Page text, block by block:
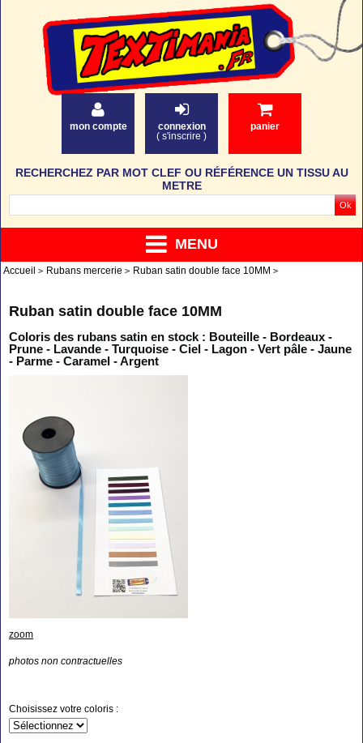
mon compte
connexion
( s'inscrire )
panier
MENU
RECHERCHEZ PAR MOT CLEF OU RÉFÉRENCE UN TISSU AU
METRE
Accueil Rubans mercerie Ruban satin double face 10MM
Ruban satin double face 10MM
Coloris des rubans satin en stock : Bouteille - Bordeaux -
Prune - Lavande - Turquoise - Ciel - Lagon - Vert pâle - Jaune
- Parme - Caramel - Argent
zoom
photos non contractuelles
Choisissez votre coloris :